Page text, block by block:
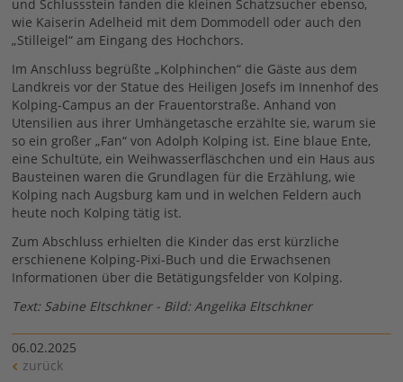
und Schlussstein fanden die kleinen Schatzsucher ebenso,
wie Kaiserin Adelheid mit dem Dommodell oder auch den
„Stilleigel“ am Eingang des Hochchors.
Im Anschluss begrüßte „Kolphinchen“ die Gäste aus dem
Landkreis vor der Statue des Heiligen Josefs im Innenhof des
Kolping-Campus an der Frauentorstraße. Anhand von
Utensilien aus ihrer Umhängetasche erzählte sie, warum sie
so ein großer „Fan“ von Adolph Kolping ist. Eine blaue Ente,
eine Schultüte, ein Weihwasserfläschchen und ein Haus aus
Bausteinen waren die Grundlagen für die Erzählung, wie
Kolping nach Augsburg kam und in welchen Feldern auch
heute noch Kolping tätig ist.
Zum Abschluss erhielten die Kinder das erst kürzliche
erschienene Kolping-Pixi-Buch und die Erwachsenen
Informationen über die Betätigungsfelder von Kolping.
Text: Sabine Eltschkner - Bild: Angelika Eltschkner
06.02.2025
zurück